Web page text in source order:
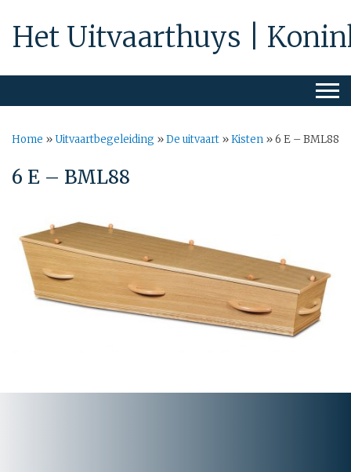
Het Uitvaarthuys |
Home »Uitvaartbegeleiding »De uitvaart »Kisten »6 E – BML88
6 E – BML88